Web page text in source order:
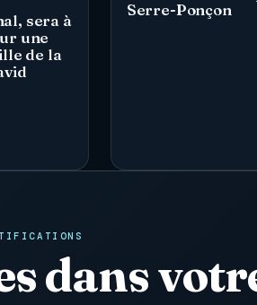
sera à
une
de la
Serre-Ponçon
dans